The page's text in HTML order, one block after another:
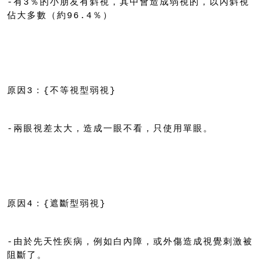
-有3％的小朋友有斜視，其中會造成弱視的，以內斜視
佔大多數（約96.4％）
原因3：{不等視型弱視}
-兩眼視差太大，造成一眼不看，只使用單眼。
原因4：{遮斷型弱視}
-由於先天性疾病，例如白內障，或外傷造成視覺刺激被
阻斷了。